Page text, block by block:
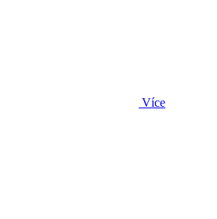
Více